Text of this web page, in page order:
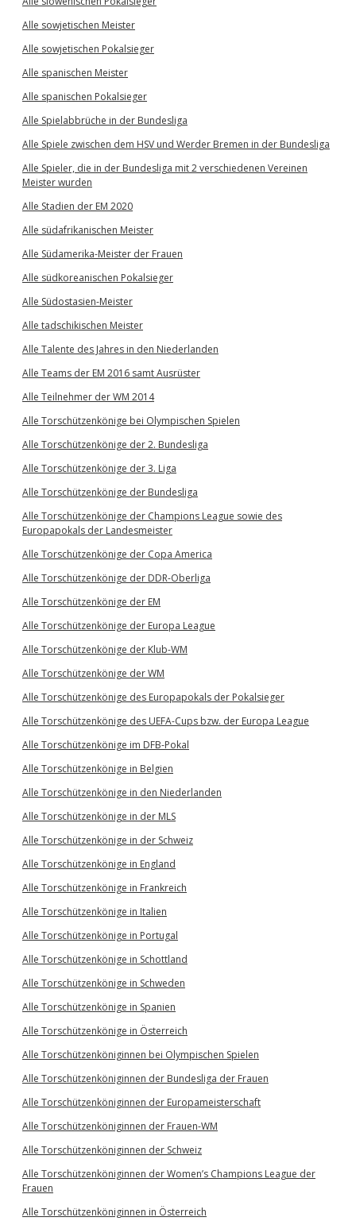
Alle sowjetischen Meister
Alle sowjetischen Pokalsieger
Alle spanischen Meister
Alle spanischen Pokalsieger
Alle Spielabbrüche in der Bundesliga
Alle Spiele zwischen dem HSV und Werder Bremen in der Bundesliga
Alle Spieler, die in der Bundesliga mit 2 verschiedenen Vereinen
Meister wurden
Alle Stadien der EM 2020
Alle südafrikanischen Meister
Alle Südamerika-Meister der Frauen
Alle südkoreanischen Pokalsieger
Alle Südostasien-Meister
Alle tadschikischen Meister
Alle Talente des Jahres in den Niederlanden
Alle Teams der EM 2016 samt Ausrüster
Alle Teilnehmer der WM 2014
Alle Torschützenkönige bei Olympischen Spielen
Alle Torschützenkönige der 2. Bundesliga
Alle Torschützenkönige der 3. Liga
Alle Torschützenkönige der Bundesliga
Alle Torschützenkönige der Champions League sowie des
Europapokals der Landesmeister
Alle Torschützenkönige der Copa America
Alle Torschützenkönige der DDR-Oberliga
Alle Torschützenkönige der EM
Alle Torschützenkönige der Europa League
Alle Torschützenkönige der Klub-WM
Alle Torschützenkönige der WM
Alle Torschützenkönige des Europapokals der Pokalsieger
Alle Torschützenkönige des UEFA-Cups bzw. der Europa League
Alle Torschützenkönige im DFB-Pokal
Alle Torschützenkönige in Belgien
Alle Torschützenkönige in den Niederlanden
Alle Torschützenkönige in der MLS
Alle Torschützenkönige in der Schweiz
Alle Torschützenkönige in England
Alle Torschützenkönige in Frankreich
Alle Torschützenkönige in Italien
Alle Torschützenkönige in Portugal
Alle Torschützenkönige in Schottland
Alle Torschützenkönige in Schweden
Alle Torschützenkönige in Spanien
Alle Torschützenkönige in Österreich
Alle Torschützenköniginnen bei Olympischen Spielen
Alle Torschützenköniginnen der Bundesliga der Frauen
Alle Torschützenköniginnen der Europameisterschaft
Alle Torschützenköniginnen der Frauen-WM
Alle Torschützenköniginnen der Schweiz
Alle Torschützenköniginnen der Women’s Champions League der
Frauen
Alle Torschützenköniginnen in Österreich